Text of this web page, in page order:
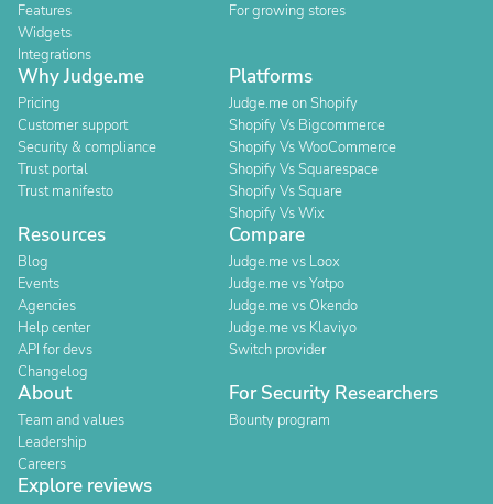
Features
Widgets
Integrations
For growing stores
Why Judge.me
Pricing
Customer support
Security & compliance
Trust portal
Trust manifesto
Platforms
Judge.me on Shopify
Shopify Vs Bigcommerce
Shopify Vs WooCommerce
Shopify Vs Squarespace
Shopify Vs Square
Shopify Vs Wix
Resources
Blog
Events
Agencies
Help center
API for devs
Changelog
Compare
Judge.me vs Loox
Judge.me vs Yotpo
Judge.me vs Okendo
Judge.me vs Klaviyo
Switch provider
About
Team and values
Leadership
Careers
For Security Researchers
Bounty program
Explore reviews